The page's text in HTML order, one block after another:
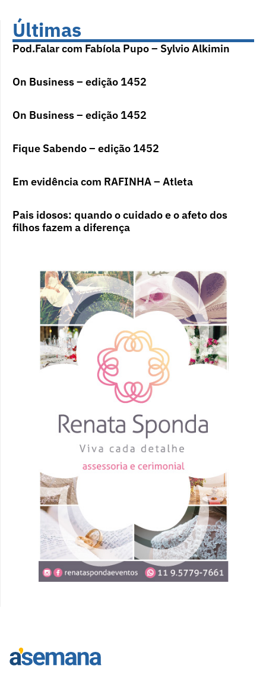
Últimas
Pod.Falar com Fabíola Pupo – Sylvio Alkimin
On Business – edição 1452
On Business – edição 1452
Fique Sabendo – edição 1452
Em evidência com RAFINHA – Atleta
Pais idosos: quando o cuidado e o afeto dos
filhos fazem a diferença